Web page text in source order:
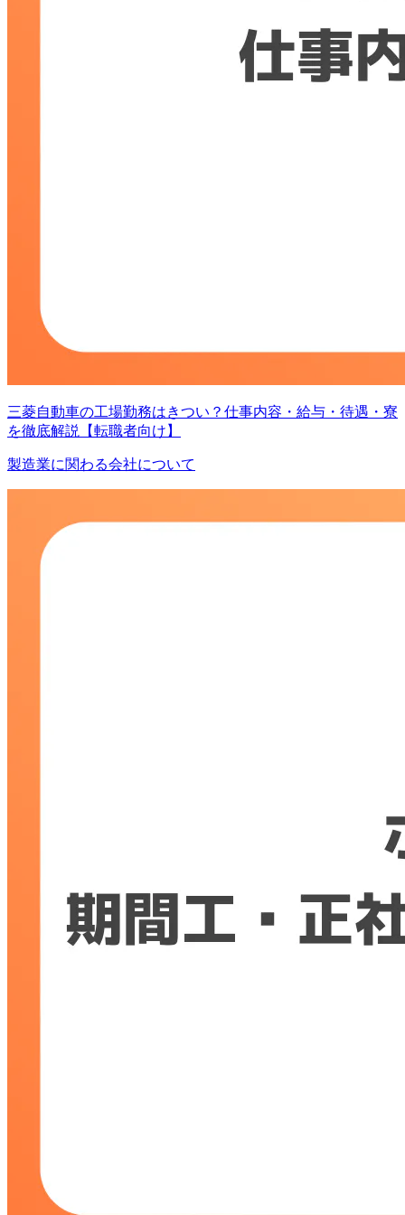
三菱自動車の工場勤務はきつい？仕事内容・給与・待遇・寮
を徹底解説【転職者向け】
製造業に関わる会社について